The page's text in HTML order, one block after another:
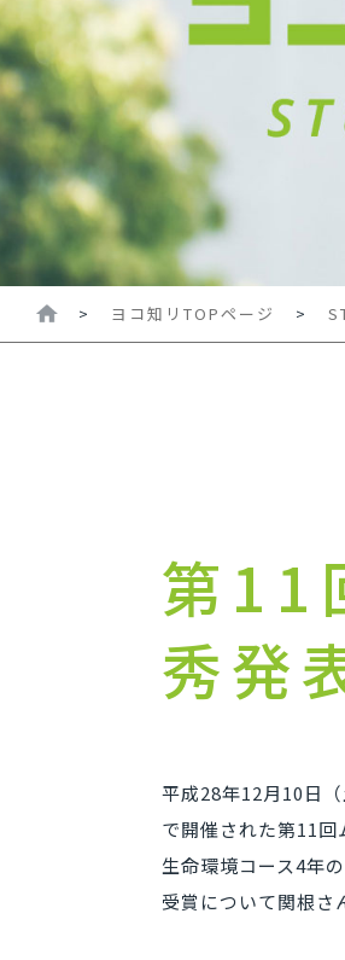
> ヨコ知リTOPページ >
第11
秀発
平成28年12月10日
で開催された第11
生命環境コース4年
受賞について関根さ